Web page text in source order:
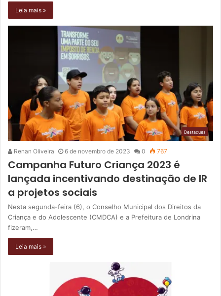
Leia mais »
Destaques
Renan Oliveira 6 de novembro de 2023 0 767
Campanha Futuro Criança 2023 é
lançada incentivando destinação de IR
a projetos sociais
Nesta segunda-feira (6), o Conselho Municipal dos Direitos da
Criança e do Adolescente (CMDCA) e a Prefeitura de Londrina
fizeram,…
Leia mais »